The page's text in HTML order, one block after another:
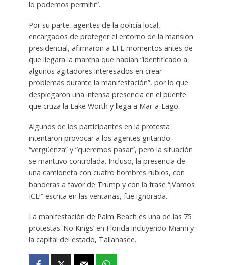
lo podemos permitir”.
Por su parte, agentes de la policía local,
encargados de proteger el entorno de la mansión
presidencial, afirmaron a EFE momentos antes de
que llegara la marcha que habían “identificado a
algunos agitadores interesados en crear
problemas durante la manifestación”, por lo que
desplegaron una intensa presencia en el puente
que cruza la Lake Worth y llega a Mar-a-Lago.
Algunos de los participantes en la protesta
intentaron provocar a los agentes gritando
“vergüenza” y “queremos pasar”, pero la situación
se mantuvo controlada. Incluso, la presencia de
una camioneta con cuatro hombres rubios, con
banderas a favor de Trump y con la frase “¡Vamos
ICE!” escrita en las ventanas, fue ignorada.
La manifestación de Palm Beach es una de las 75
protestas ‘No Kings’ en Florida incluyendo Miami y
la capital del estado, Tallahasee.